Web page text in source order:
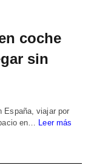
coche
sin
España, viajar por
en… Leer más